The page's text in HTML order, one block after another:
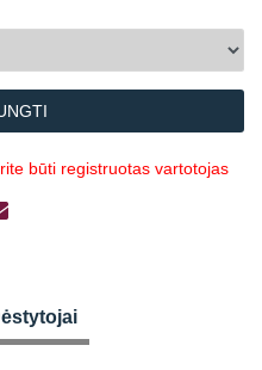
būti registruotas vartotojas